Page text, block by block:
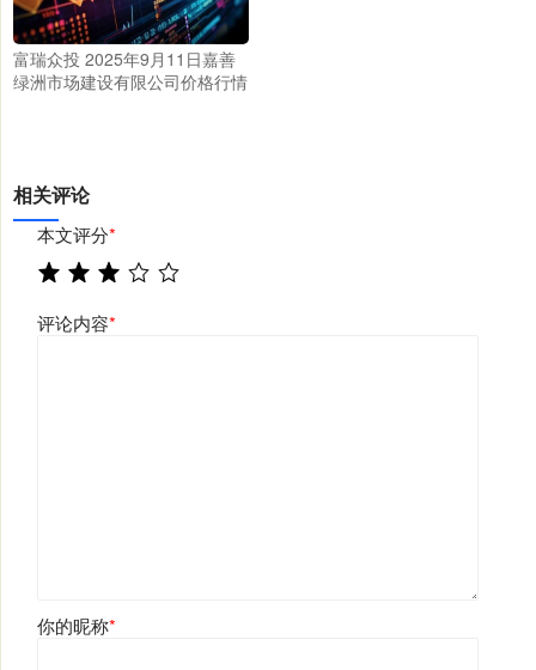
富瑞众投 2025年9月11日嘉善
绿洲市场建设有限公司价格行情
相关评论
本文评分*
评论内容*
你的昵称*